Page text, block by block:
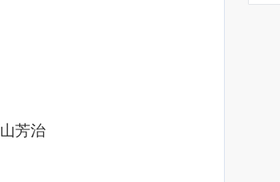
芳治